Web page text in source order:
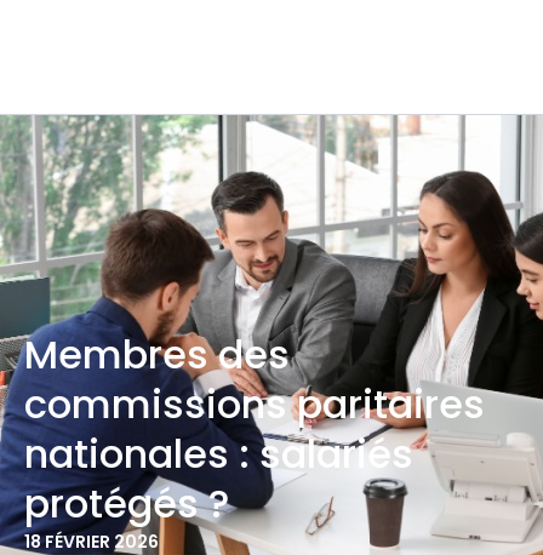
Membres des
commissions paritaires
nationales : salariés
protégés ?
18 FÉVRIER 2026